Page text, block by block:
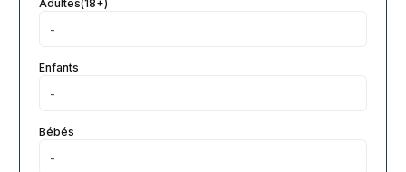
Adultes(18+)
Enfants
Bébés